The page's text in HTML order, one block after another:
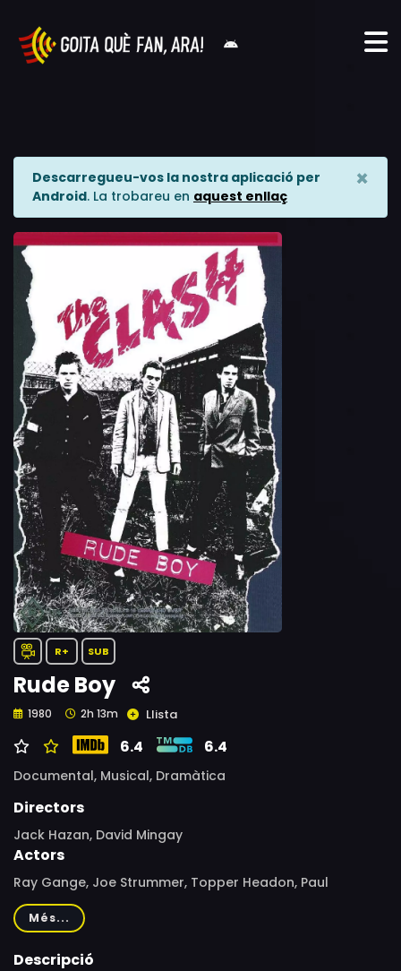
Descarregueu-vos la nostra aplicació per
Android. La trobareu en aquest enllaç
×
R+ SUB
Rude Boy
1980 2h 13m Llista
6.4 6.4
Documental, Musical, Dramàtica
Directors
Jack Hazan, David Mingay
Actors
Ray Gange, Joe Strummer, Topper Headon, Paul
Simonon, Jimmy Pursey, Mick Jones, Ari Up
Més...
Descripció